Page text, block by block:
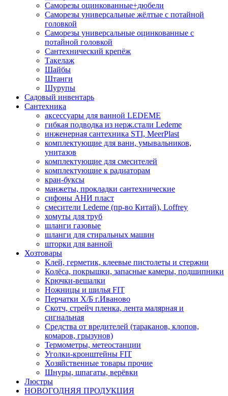
Саморезы оцинкованные+дюбели
Саморезы универсальные жёлтые с потайной
головкой
Саморезы универсальные оцинкованные с
потайной головкой
Сантехнический крепёж
Такелаж
Шайбы
Штанги
Шурупы
Садовый инвентарь
Сантехника
аксессуары для ванной LEDEME
гибкая подводка из нерж.стали Ledeme
инженерная сантехника STI, MeerPlast
комплектующие для ванн, умывальников,
унитазов
комплектующие для смесителей
комплектующие к радиаторам
кран-буксы
манжеты, прокладки сантехнические
сифоны АНИ пласт
смесители Ledeme (пр-во Китай), Loffrey
хомуты для труб
шланги газовые
шланги для стиральных машин
шторки для ванной
Хозтовары
Клей, герметик, клеевые пистолеты и стержни
Колёса, покрышки, запасные камеры, подшипники
Крючки-вешалки
Ножницы и шилья FIT
Перчатки Х/Б г.Иваново
Скотч, стрейч пленка, лента малярная и
сигнальная
Средства от вредителей (тараканов, клопов,
комаров, грызунов)
Термометры, метеостанции
Уголки-кронштейны FIT
Хозяйственные товары прочие
Шнуры, шпагаты, верёвки
Люстры
НОВОГОДНЯЯ ПРОДУКЦИЯ